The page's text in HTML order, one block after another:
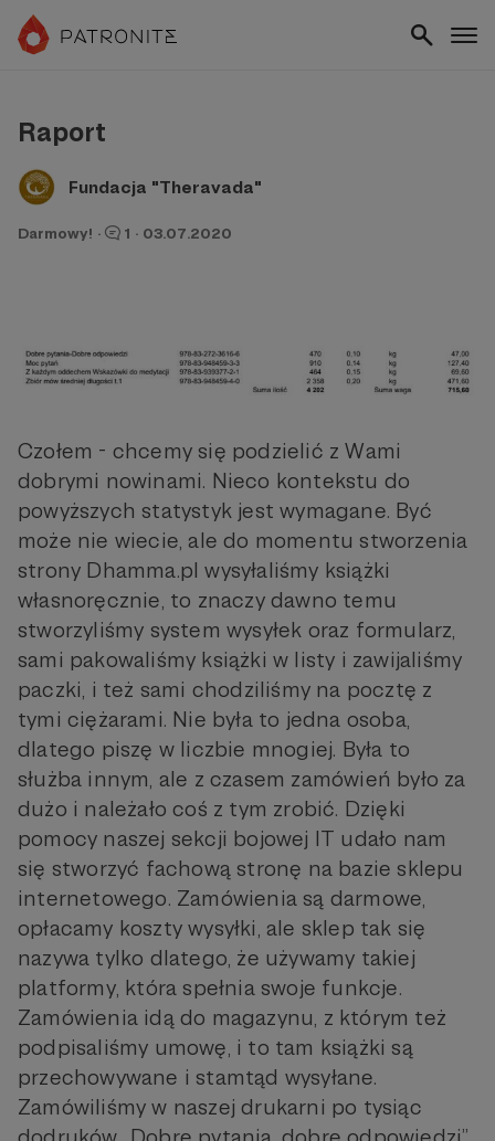
Raport
Fundacja "Theravada"
Darmowy! · 1 · 03.07.2020
Czołem - chcemy się podzielić z Wami
dobrymi nowinami. Nieco kontekstu do
powyższych statystyk jest wymagane. Być
może nie wiecie, ale do momentu stworzenia
strony Dhamma.pl wysyłaliśmy książki
własnoręcznie, to znaczy dawno temu
stworzyliśmy system wysyłek oraz formularz,
sami pakowaliśmy książki w listy i zawijaliśmy
paczki, i też sami chodziliśmy na pocztę z
tymi ciężarami. Nie była to jedna osoba,
dlatego piszę w liczbie mnogiej. Była to
służba innym, ale z czasem zamówień było za
dużo i należało coś z tym zrobić. Dzięki
pomocy naszej sekcji bojowej IT udało nam
się stworzyć fachową stronę na bazie sklepu
internetowego. Zamówienia są darmowe,
opłacamy koszty wysyłki, ale sklep tak się
nazywa tylko dlatego, że używamy takiej
platformy, która spełnia swoje funkcje.
Zamówienia idą do magazynu, z którym też
podpisaliśmy umowę, i to tam książki są
przechowywane i stamtąd wysyłane.
Zamówiliśmy w naszej drukarni po tysiąc